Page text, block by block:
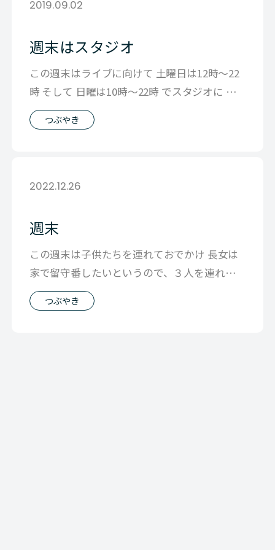
2019.09.02
週末はスタジオ
この週末はライブに向けて 土曜日は12時～22
時 そして 日曜は10時～22時 でスタジオに 入
ってぶっ続けで練習の日々
つぶやき
2022.12.26
週末
この週末は子供たちを連れておでかけ 長女は
家で留守番したいというので、３人を連れて
いくも ３人の意見があわないで苦戦しま
つぶやき